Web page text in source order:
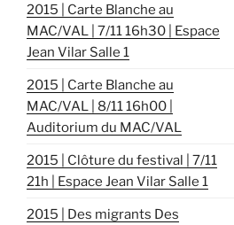
2015 | Carte Blanche au
MAC/VAL | 7/11 16h30 | Espace
Jean Vilar Salle 1
2015 | Carte Blanche au
MAC/VAL | 8/11 16h00 |
Auditorium du MAC/VAL
2015 | Clôture du festival | 7/11
21h | Espace Jean Vilar Salle 1
2015 | Des migrants Des